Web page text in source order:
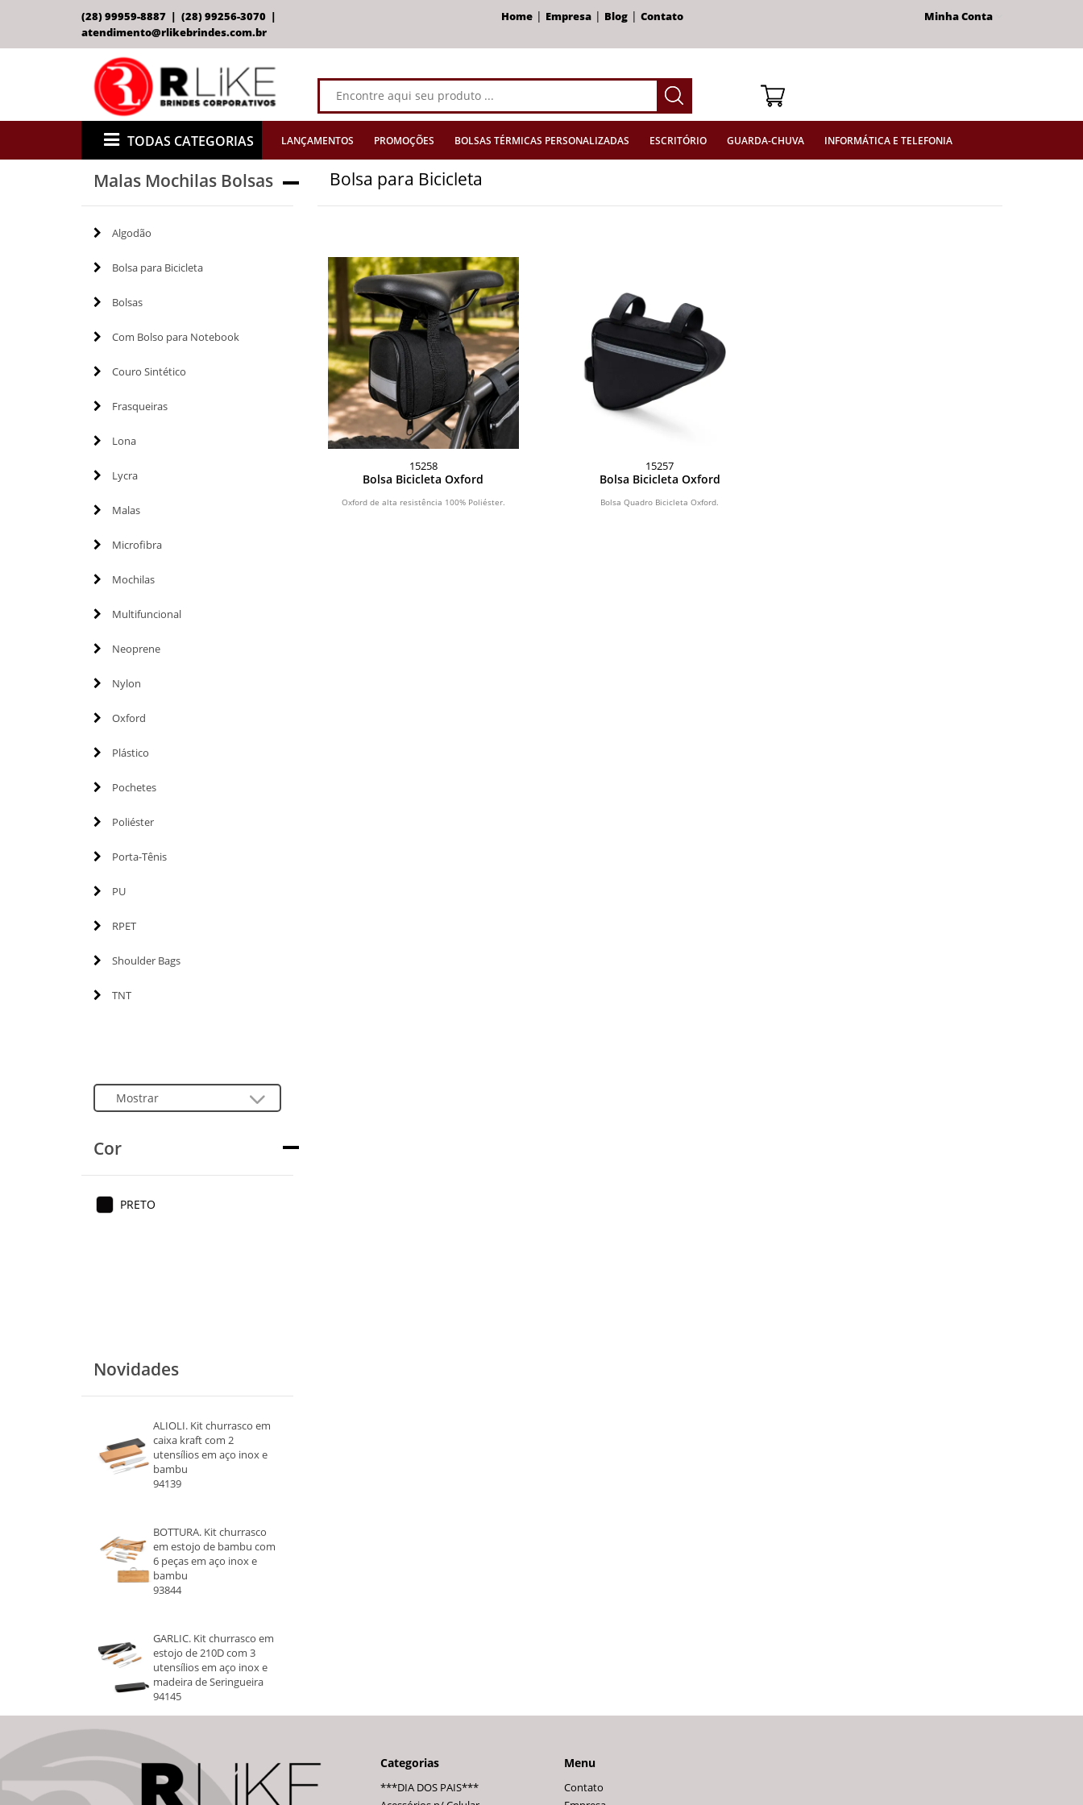
(28) 99959-8887 | (28) 99256-3070 |
atendimento@rlikebrindes.com.br
Home| Empresa| Blog| Contato Minha Conta
TODAS CATEGORIAS LANÇAMENTOS PROMOÇÕES BOLSAS TÉRMICAS PERSONALIZADAS ESCRITÓRIO GUARDA-CHUVA INFORMÁTICA E TELEFONIA
Malas Mochilas Bolsas
Algodão
Bolsa para Bicicleta
Bolsas
Com Bolso para Notebook
Couro Sintético
Frasqueiras
Lona
Lycra
Malas
Microfibra
Mochilas
Multifuncional
Neoprene
Nylon
Oxford
Plástico
Pochetes
Poliéster
Porta-Tênis
PU
RPET
Shoulder Bags
TNT
Cor
PRETO
Novidades
ALIOLI. Kit churrasco em
caixa kraft com 2
utensílios em aço inox e
bambu
94139
BOTTURA. Kit churrasco
em estojo de bambu com
6 peças em aço inox e
bambu
93844
GARLIC. Kit churrasco em
estojo de 210D com 3
utensílios em aço inox e
madeira de Seringueira
94145
Bolsa para Bicicleta
15258
Bolsa Bicicleta Oxford
Oxford de alta resistência 100% Poliéster.
15257
Bolsa Bicicleta Oxford
Bolsa Quadro Bicicleta Oxford.
Categorias
***DIA DOS PAIS***
Menu
Contato